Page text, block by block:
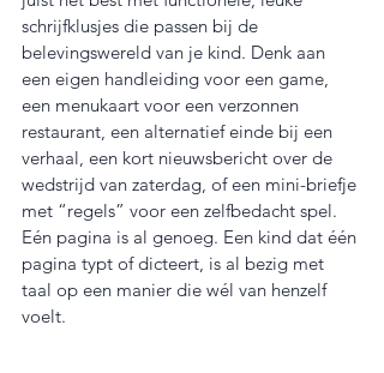
schrijfklusjes die passen bij de
belevingswereld van je kind. Denk aan
een eigen handleiding voor een game,
een menukaart voor een verzonnen
restaurant, een alternatief einde bij een
verhaal, een kort nieuwsbericht over de
wedstrijd van zaterdag, of een mini-briefje
met “regels” voor een zelfbedacht spel.
Eén pagina is al genoeg. Een kind dat één
pagina typt of dicteert, is al bezig met
taal op een manier die wél van henzelf
voelt.